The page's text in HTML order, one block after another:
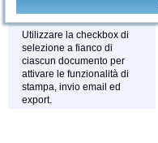
Stampa - Email - Export
Utilizzare la checkbox di
selezione a fianco di
ciascun documento per
attivare le funzionalità di
stampa, invio email ed
export.